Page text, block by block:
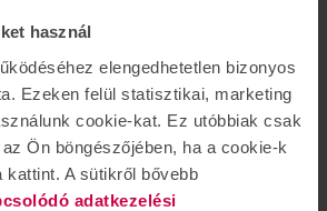
használ
elengedhetetlen bizonyos
Ezeken felül statisztikai, marketing
cookie-kat. Ez utóbbiak csak
Ön böngészőjében, ha a cookie-k
kattint. A sütikről bővebb
adatkezelési
Policy